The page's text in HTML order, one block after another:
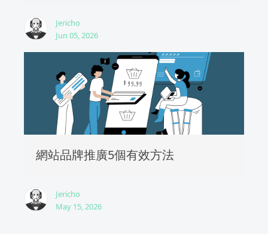
Jericho
Jun 05, 2026
網站品牌推廣5個有效方法
Jericho
May 15, 2026